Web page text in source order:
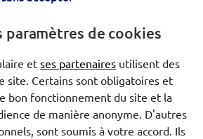
paramètres de cookies
et ses partenaires utilisent des
site. Certains sont obligatoires et
bon fonctionnement du site et la
de manière anonyme. D'autres
sont soumis à votre accord. Ils